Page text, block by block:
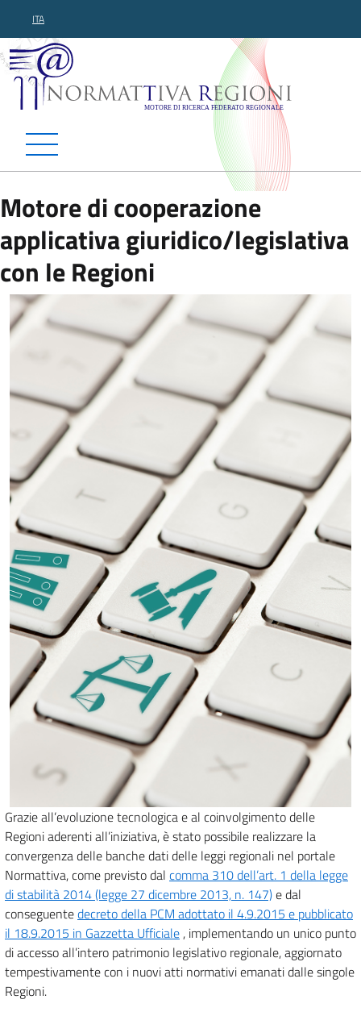
ITA
Normattiva Regioni -
Motore di cooperazione
applicativa giuridico/legislativa
con le Regioni
Grazie all’evoluzione tecnologica e al coinvolgimento delle
Regioni aderenti all’iniziativa, è stato possibile realizzare la
convergenza delle banche dati delle leggi regionali nel portale
Normattiva, come previsto dal comma 310 dell’art. 1 della legge
di stabilità 2014 (legge 27 dicembre 2013, n. 147)e dal
conseguentedecreto della PCM adottato il 4.9.2015 e pubblicato
il 18.9.2015 in Gazzetta Ufficiale , implementando un unico punto
di accesso all’intero patrimonio legislativo regionale, aggiornato
tempestivamente con i nuovi atti normativi emanati dalle singole
Regioni.